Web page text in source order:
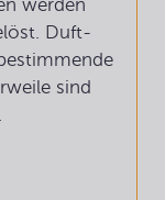
werden
Duft-
sind